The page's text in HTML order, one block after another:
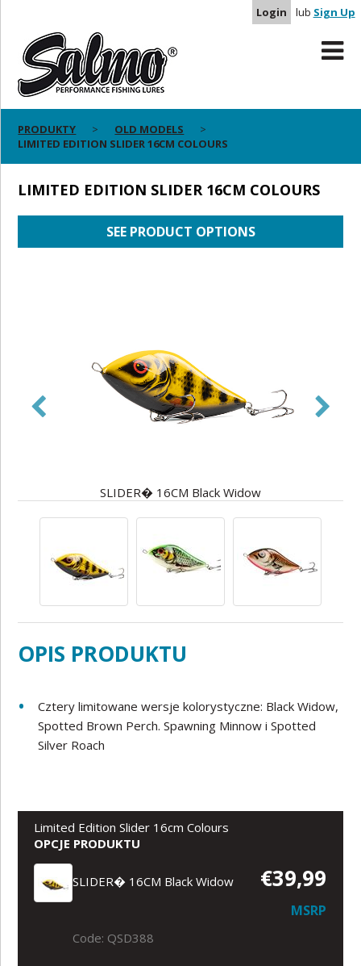
Login lub Sign Up
PRODUKTY
OLD MODELS
LIMITED EDITION SLIDER 16CM COLOURS
LIMITED EDITION SLIDER 16CM COLOURS
SEE PRODUCT OPTIONS
SLIDER� 16CM Black Widow
OPIS PRODUKTU
Cztery limitowane wersje kolorystyczne: Black Widow,
Spotted Brown Perch. Spawning Minnow i Spotted
Silver Roach
Limited Edition Slider 16cm Colours
OPCJE PRODUKTU
SLIDER� 16CM Black Widow €39,99
MSRP
Code: QSD388